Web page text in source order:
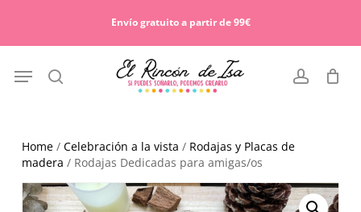
Envío gratuito a partir de 99€
search account
Menu
Cart
Home/ Celebración a la vista / Rodajas y Placas de
madera / Rodajas Dedicadas para amigas/os